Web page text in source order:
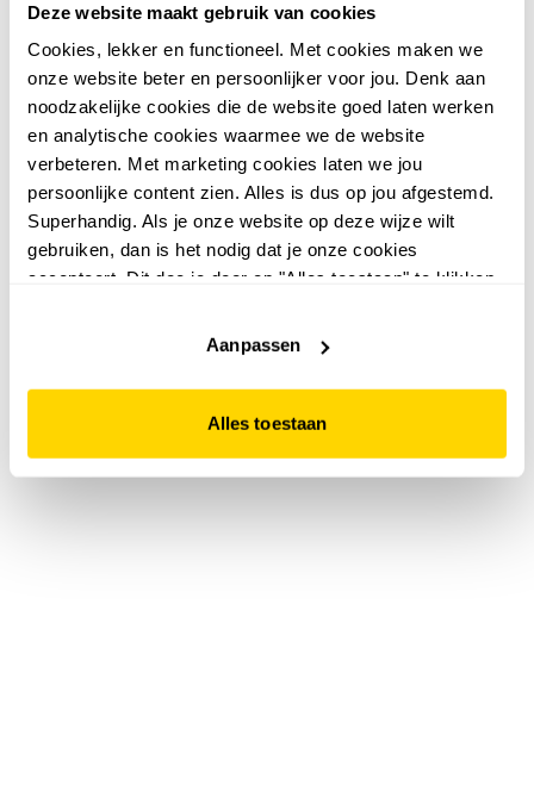
Deze website maakt gebruik van cookies
Cookies, lekker en functioneel. Met cookies maken we
onze website beter en persoonlijker voor jou. Denk aan
noodzakelijke cookies die de website goed laten werken
en analytische cookies waarmee we de website
verbeteren. Met marketing cookies laten we jou
persoonlijke content zien. Alles is dus op jou afgestemd.
Superhandig. Als je onze website op deze wijze wilt
gebruiken, dan is het nodig dat je onze cookies
accepteert. Dit doe je door op "Alles toestaan" te klikken.
website niet optimaal functioneert.
Aanpassen
Alles toestaan